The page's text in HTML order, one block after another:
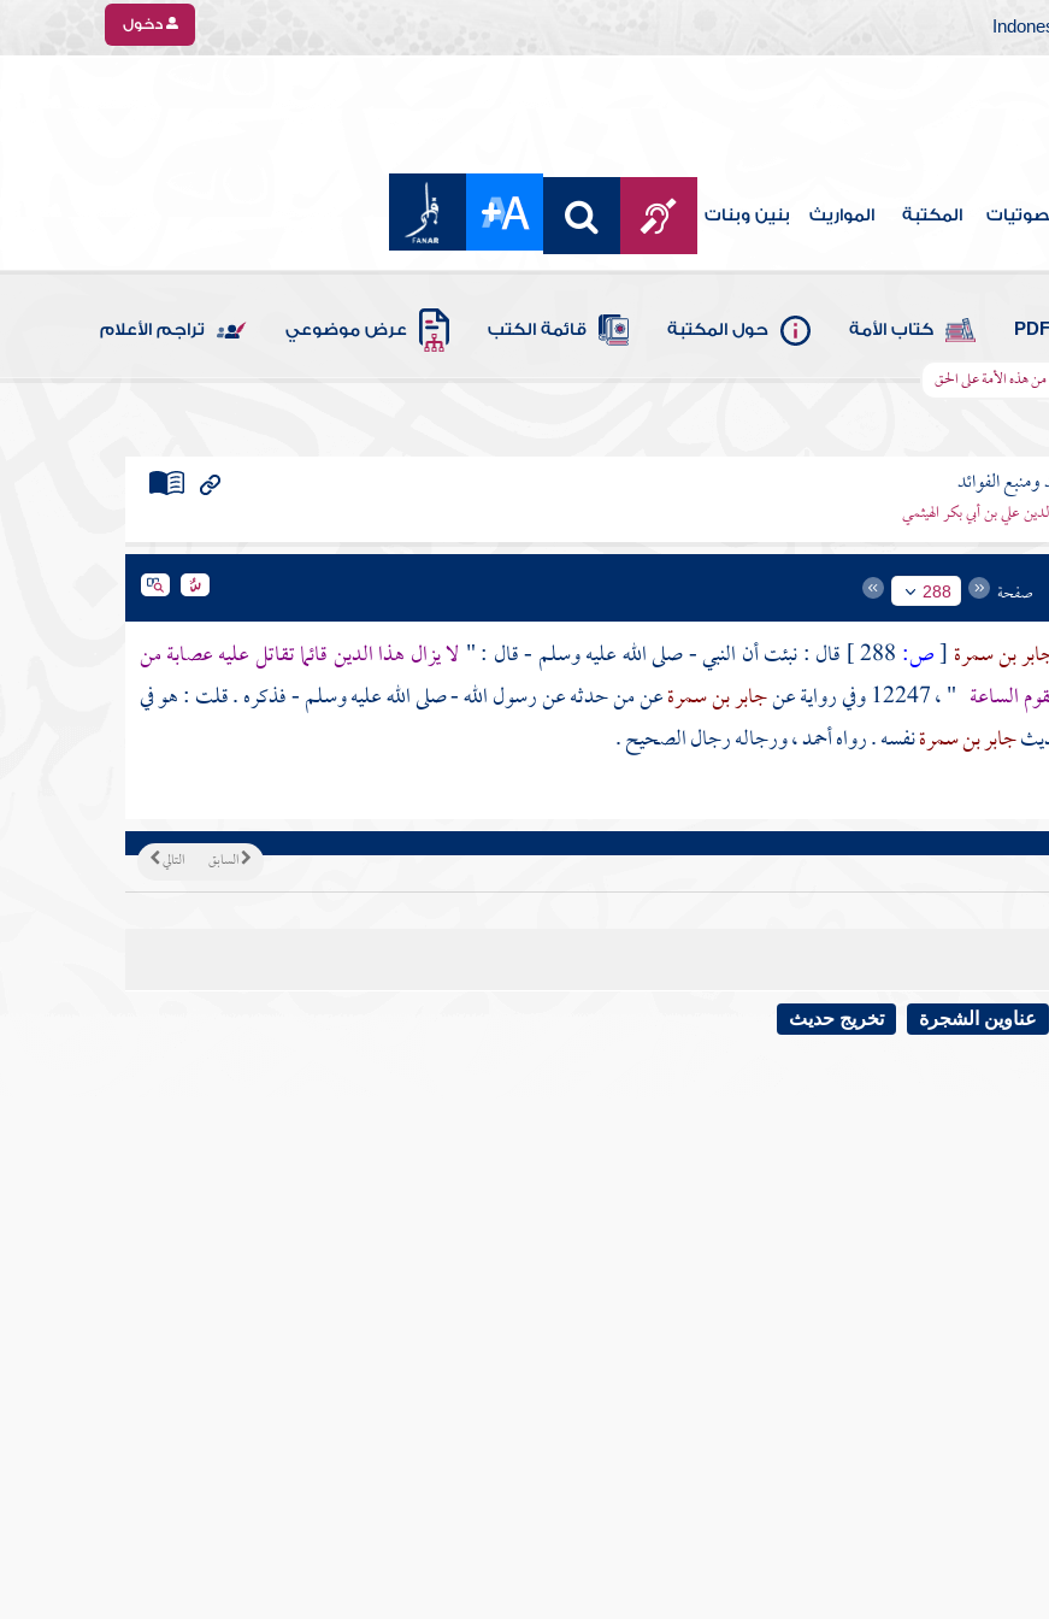
دخول
المكتبة المواريث بنين وبنات
كتاب الأمة حول المكتبة قائمة الكتب عرض موضوعي تراجم الأعلام
هذه الأمة على الحق
الفوائد
علي بن أبي بكر الهيثمي
صفحة 288
بن سمرة[ص: قال : نبئت أن النبي - صلى الله عليه وسلم - قال : "لا يزال هذا الدين قائما تقاتل عليه عصابة من
الساعة " ، 12247 وفي رواية عن جابر بن سمرةعن من حدثه عن رسول الله - صلى الله عليه وسلم - فذكره . قلت : هو في
جابر بن سمرةنفسه . رواهأحمد، ورجاله رجال الصحيح .
التالي السابق
عناوين الشجرة تخريج حديث